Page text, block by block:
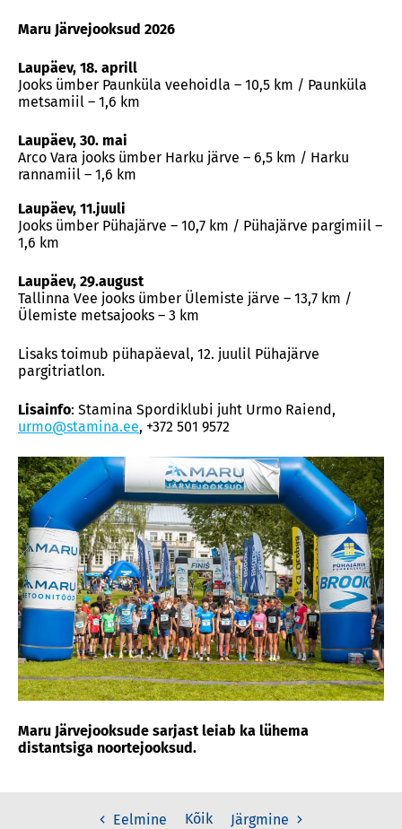
Maru Järvejooksud 2026
Laupäev, 18. aprill
Jooks ümber Paunküla veehoidla – 10,5 km / Paunküla
metsamiil – 1,6 km
Laupäev, 30. mai
Arco Vara jooks ümber Harku järve – 6,5 km / Harku
rannamiil – 1,6 km
Laupäev, 11.juuli
Jooks ümber Pühajärve – 10,7 km / Pühajärve pargimiil –
1,6 km
Laupäev, 29.august
Tallinna Vee jooks ümber Ülemiste järve – 13,7 km /
Ülemiste metsajooks – 3 km
Lisaks toimub pühapäeval, 12. juulil Pühajärve
pargitriatlon.
Lisainfo: Stamina Spordiklubi juht Urmo Raiend,
urmo@stamina.ee, +372 501 9572
Maru Järvejooksude sarjast leiab ka lühema
distantsiga noortejooksud.
Eelmine Kõik Järgmine